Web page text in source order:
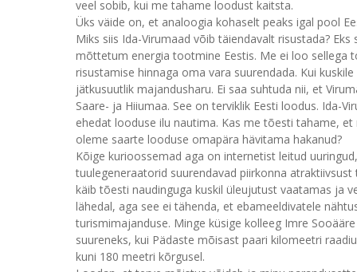
veel sobib, kui me tahame loodust kaitsta.
Üks väide on, et analoogia kohaselt peaks igal pool
Miks siis Ida-Virumaad võib täiendavalt risustada?
mõttetum energia tootmine Eestis. Me ei loo sellega
risustamise hinnaga oma vara suurendada. Kui
jätkusuutlik majandusharu. Ei saa suhtuda nii, et
Saare- ja Hiiumaa. See on terviklik Eesti loodus. Ida-
ehedat looduse ilu nautima. Kas me tõesti tahame,
oleme saarte looduse omapära hävitama hakanud?
Kõige kurioossemad aga on internetist leitud
tuulegeneraatorid suurendavad piirkonna
käib tõesti naudinguga kuskil üleujutust vaatamas ja
lähedal, aga see ei tähenda, et ebameeldivatele
turismimajanduse. Minge küsige kolleeg Imre
suureneks, kui Pädaste mõisast paari kilomeetri
kuni 180 meetri kõrgusel.